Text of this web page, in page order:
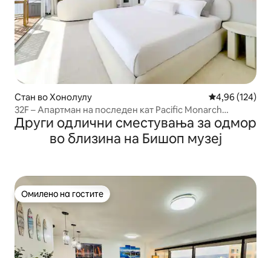
Стан во Хонолулу Просечна
4,96 (124)
32F – Апартман на последен кат Pacific Monarch
Studio – поглед кон океанот
Други одлични сместувања за одмор
во близина на Бишоп музеј
Омилено на гостите
Омилено на гостите